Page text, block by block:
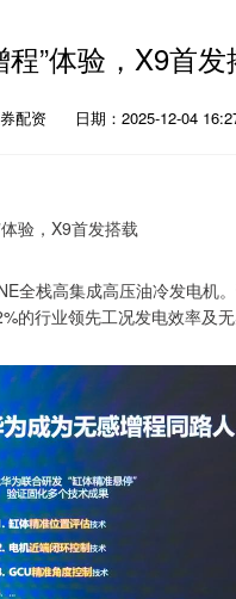
”体验，X9首发
配资 日期：2025-12-04
全栈高集成高压油冷发电机
行业领先工况发电效率及无